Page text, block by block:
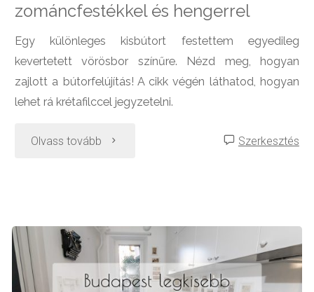
zománcfestékkel és hengerrel
Egy különleges kisbútort festettem egyedileg
kevertetett vörösbor színűre. Nézd meg, hogyan
zajlott a bútorfelújítás! A cikk végén láthatod, hogyan
lehet rá krétafilccel jegyzetelni.
Olvass tovább "Telefonasztal
és
hengerrel"
Szerkesztés